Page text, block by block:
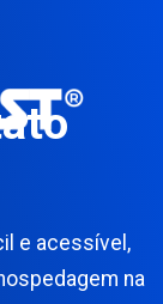
e acessível,
na